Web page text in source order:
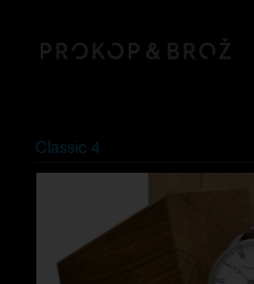
Classic 4